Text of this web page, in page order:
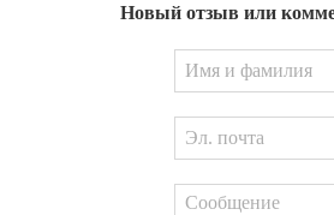
Новый отзыв или